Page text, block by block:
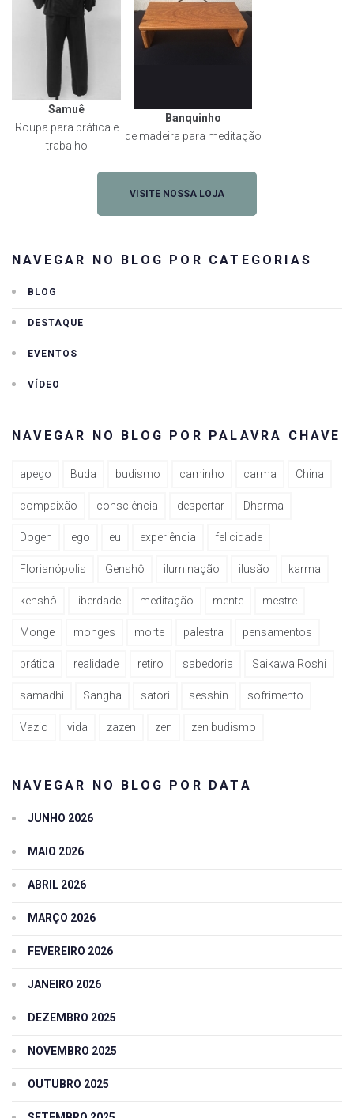
Samuê
Roupa para prática e
trabalho
Banquinho
de madeira para meditação
VISITE NOSSA LOJA
NAVEGAR NO BLOG POR CATEGORIAS
BLOG
DESTAQUE
EVENTOS
VÍDEO
NAVEGAR NO BLOG POR PALAVRA CHAVE
apego Buda budismo caminho carma China
compaixão consciência despertar Dharma
Dogen ego eu experiência felicidade
Florianópolis Genshô iluminação ilusão karma
kenshô liberdade meditação mente mestre
Monge monges morte palestra pensamentos
prática realidade retiro sabedoria Saikawa Roshi
samadhi Sangha satori sesshin sofrimento
Vazio vida zazen zen zen budismo
NAVEGAR NO BLOG POR DATA
JUNHO 2026
MAIO 2026
ABRIL 2026
MARÇO 2026
FEVEREIRO 2026
JANEIRO 2026
DEZEMBRO 2025
NOVEMBRO 2025
OUTUBRO 2025